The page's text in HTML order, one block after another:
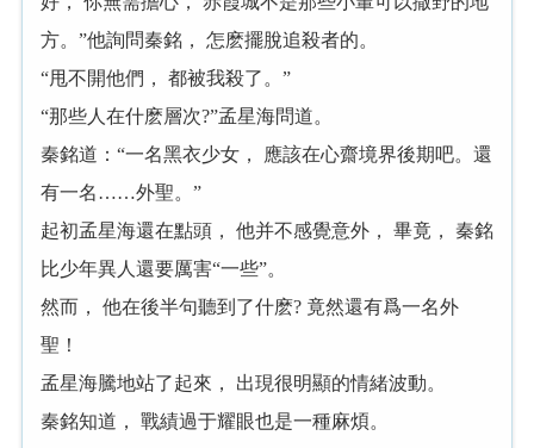
方。”他詢問秦銘， 怎麽擺脫追殺者的。
“甩不開他們， 都被我殺了。”
“那些人在什麽層次?”孟星海問道。
秦銘道：“一名黑衣少女， 應該在心齋境界後期吧。還
有一名……外聖。”
起初孟星海還在點頭， 他并不感覺意外， 畢竟， 秦銘
比少年異人還要厲害“一些”。
然而， 他在後半句聽到了什麽? 竟然還有爲一名外
聖！
孟星海騰地站了起來， 出現很明顯的情緒波動。
秦銘知道， 戰績過于耀眼也是一種麻煩。